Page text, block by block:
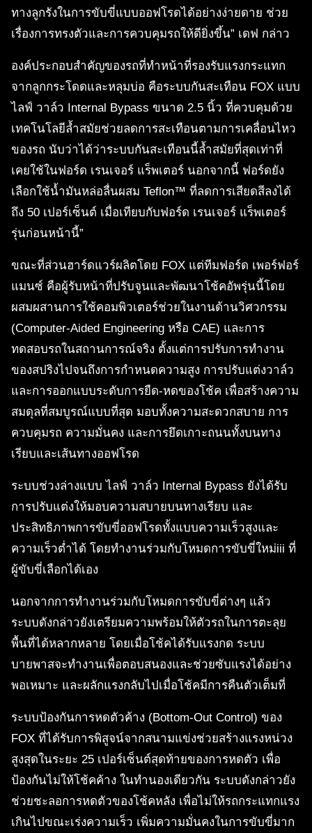
ทางลูกรังในการขับขี่แบบออฟโรดได้อย่างง่ายดาย ช่วย
เรื่องการทรงตัวและการควบคุมรถให้ดียิ่งขึ้น” เดฟ กล่าว
องค์ประกอบสำคัญของรถที่ทำหน้าที่รองรับแรงกระแทก
จากลูกกระโดดและหลุมบ่อ คือระบบกันสะเทือน FOX แบบ
ไลฟ์ วาล์ว Internal Bypass ขนาด 2.5 นิ้ว ที่ควบคุมด้วย
เทคโนโลยีล้ำสมัยช่วยลดการสะเทือนตามการเคลื่อนไหว
ของรถ นับว่าได้ว่าระบบกันสะเทือนนี้ล้ำสมัยที่สุดเท่าที่
เคยใช้ในฟอร์ด เรนเจอร์ แร็พเตอร์ นอกจากนี้ ฟอร์ดยัง
เลือกใช้น้ำมันหล่อลื่นผสม Teflon™ ที่ลดการเสียดสีลงได้
ถึง 50 เปอร์เซ็นต์ เมื่อเทียบกับฟอร์ด เรนเจอร์ แร็พเตอร์
รุ่นก่อนหน้านี้”
ขณะที่ส่วนฮาร์ดแวร์ผลิตโดย FOX แต่ทีมฟอร์ด เพอร์ฟอร์
แมนซ์ คือผู้รับหน้าที่ปรับจูนและพัฒนาโช้คอัพรุ่นนี้โดย
ผสมผสานการใช้คอมพิวเตอร์ช่วยในงานด้านวิศวกรรม
(Computer-Aided Engineering หรือ CAE) และการ
ทดสอบรถในสถานการณ์จริง ตั้งแต่การปรับการทำงาน
ของสปริงไปจนถึงการกำหนดความสูง การปรับแต่งวาล์ว
และการออกแบบระดับการยืด-หดของโช้ค เพื่อสร้างความ
สมดุลที่สมบูรณ์แบบที่สุด มอบทั้งความสะดวกสบาย การ
ควบคุมรถ ความมั่นคง และการยึดเกาะถนนทั้งบนทาง
เรียบและเส้นทางออฟโรด
ระบบช่วงล่างแบบ ไลฟ์ วาล์ว Internal Bypass ยังได้รับ
การปรับแต่งให้มอบความสบายบนทางเรียบ และ
ประสิทธิภาพการขับขี่ออฟโรดทั้งแบบความเร็วสูงและ
ความเร็วต่ำได้ โดยทำงานร่วมกับโหมดการขับขี่ใหม่iii ที่
ผู้ขับขี่เลือกได้เอง
นอกจากการทำงานร่วมกับโหมดการขับขี่ต่างๆ แล้ว
ระบบดังกล่าวยังเตรียมความพร้อมให้ตัวรถในการตะลุย
พื้นที่ได้หลากหลาย โดยเมื่อโช้คได้รับแรงกด ระบบ
บายพาสจะทำงานเพื่อตอบสนองและช่วยซับแรงได้อย่าง
พอเหมาะ และผลักแรงกลับไปเมื่อโช้คมีการคืนตัวเต็มที่
ระบบป้องกันการหดตัวค้าง (Bottom-Out Control) ของ
FOX ที่ได้รับการพิสูจน์จากสนามแข่งช่วยสร้างแรงหน่วง
สูงสุดในระยะ 25 เปอร์เซ็นต์สุดท้ายของการหดตัว เพื่อ
ป้องกันไม่ให้โช้คค้าง ในทำนองเดียวกัน ระบบดังกล่าวยัง
ช่วยชะลอการหดตัวของโช้คหลัง เพื่อไม่ให้รถกระแทกแรง
เกินไปขณะเร่งความเร็ว เพิ่มความมั่นคงในการขับขี่มาก